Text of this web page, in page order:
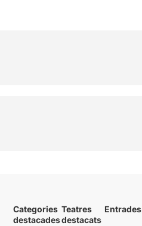
Categories
destacades
Teatres
destacats
Entrades